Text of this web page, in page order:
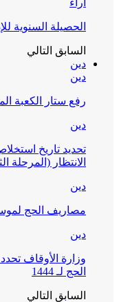
آراء
الحصيلة السنوية
السابق التالي
دين
دين
رفع ستار الكعبة
دين
تحديد تاريخ
الانتظار (المرحلة
دين
مصاريف الحج لموسم
دين
وزارة الأوقاف
الحج لـ 1444
السابق التالي